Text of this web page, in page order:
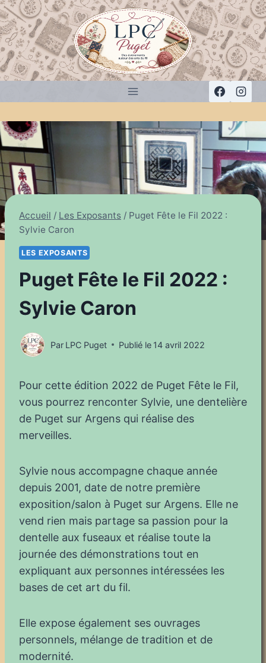
Aller
au
contenu
Accueil / Les Exposants / Puget Fête le Fil 2022 :
Sylvie Caron
LES EXPOSANTS
Puget Fête le Fil 2022 :
Sylvie Caron
Par LPC Puget Publié le 14 avril 2022
Pour cette édition 2022 de Puget Fête le Fil,
vous pourrez renconter Sylvie, une dentelière
de Puget sur Argens qui réalise des
merveilles.
Sylvie nous accompagne chaque année
depuis 2001, date de notre première
exposition/salon à Puget sur Argens. Elle ne
vend rien mais partage sa passion pour la
dentelle aux fuseaux et réalise toute la
journée des démonstrations tout en
expliquant aux personnes intéressées les
bases de cet art du fil.
Elle expose également ses ouvrages
personnels, mélange de tradition et de
modernité.